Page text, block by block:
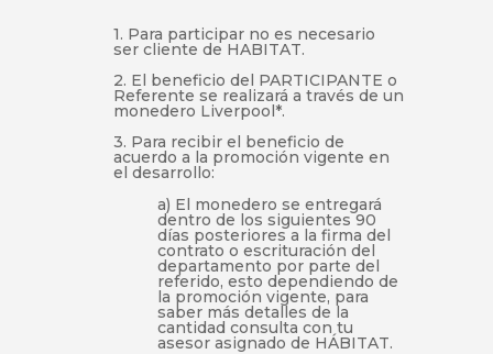
1. Para participar no es necesario
ser cliente de HABITAT.
2. El beneficio del PARTICIPANTE o
Referente se realizará a través de un
monedero Liverpool*.
3. Para recibir el beneficio de
acuerdo a la promoción vigente en
el desarrollo:
a) El monedero se entregará
dentro de los siguientes 90
días posteriores a la firma del
contrato o escrituración del
departamento por parte del
referido, esto dependiendo de
la promoción vigente, para
saber más detalles de la
cantidad consulta con tu
asesor asignado de HÁBITAT.